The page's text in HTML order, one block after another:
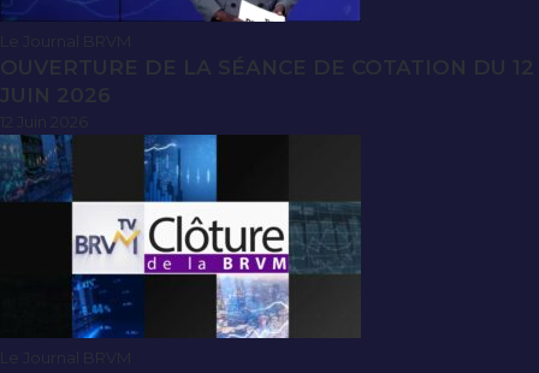
Le Journal BRVM
OUVERTURE DE LA SÉANCE DE COTATION DU 12
JUIN 2026
Le Journal BRVM